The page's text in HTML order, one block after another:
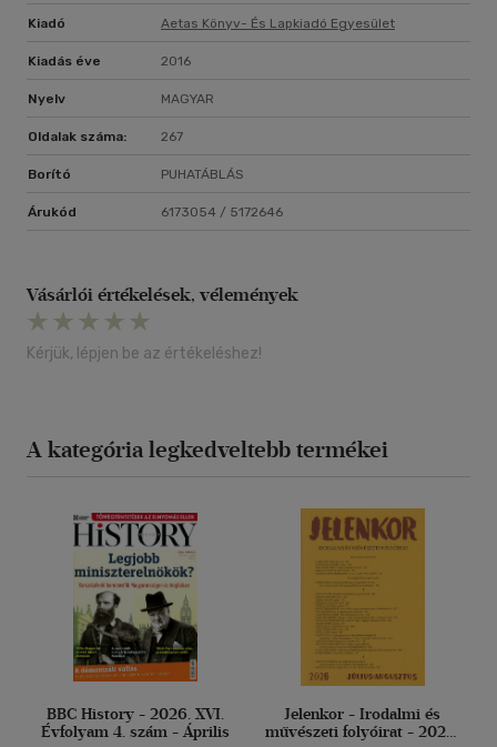
Kiadó Aetas Könyv- És Lapkiadó Egyesület
Kiadás éve 2016
Nyelv MAGYAR
Oldalak száma: 267
Borító PUHATÁBLÁS
Árukód 6173054 / 5172646
Vásárlói értékelések, vélemények
Kérjük, lépjen be az értékeléshez!
A kategória legkedveltebb termékei
BBC History - 2026. XVI.
Évfolyam 4. szám - Április
Jelenkor - Irodalmi és
művészeti folyóirat - 2026.